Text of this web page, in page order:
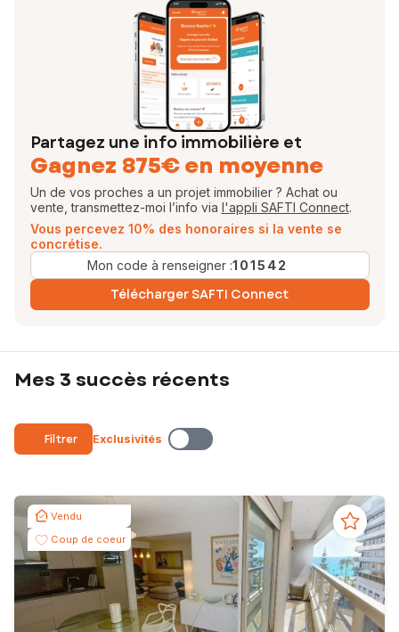
Partagez une info immobilière et
Gagnez 875€ en moyenne
Un de vos proches a un projet immobilier ? Achat ou
vente, transmettez-moi l’info via l'appli SAFTI Connect.
Vous percevez 10% des honoraires si la vente se
concrétise.
Mon code à renseigner :101542
Télécharger SAFTI Connect
Mes 3 succès récents
Filtrer Exclusivités
Vendu
Coup de coeur